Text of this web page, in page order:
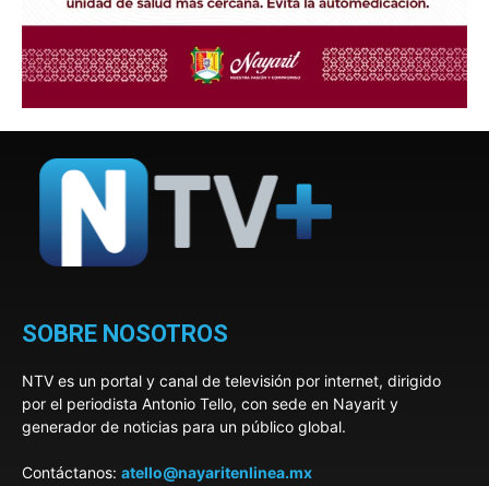
SOBRE NOSOTROS
NTV es un portal y canal de televisión por internet, dirigido
por el periodista Antonio Tello, con sede en Nayarit y
generador de noticias para un público global.
Contáctanos: atello@nayaritenlinea.mx